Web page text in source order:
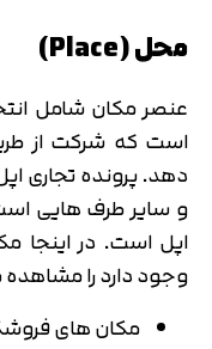
محل (Place)
عنصر مکان شامل
است که شرکت از
دهد. پرونده تجاری
و سایر طرف هایی
اپل است. در اینجا
وجود دارد را
مکان های